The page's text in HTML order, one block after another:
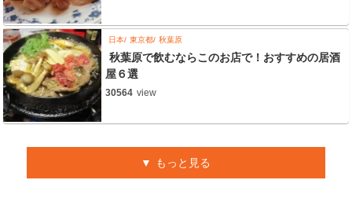
日本 東京都 秋葉原
秋葉原で飲むならこのお店で！おすすめの居酒
屋６選
30564 view
もっと見る